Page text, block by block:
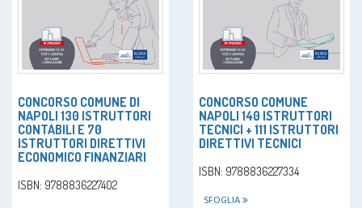
CONCORSO COMUNE DI
NAPOLI 130 ISTRUTTORI
CONTABILI E 70
ISTRUTTORI DIRETTIVI
ECONOMICO FINANZIARI
ISBN: 9788836227402
CONCORSO COMUNE
NAPOLI 140 ISTRUTTORI
TECNICI + 111 ISTRUTTORI
DIRETTIVI TECNICI
ISBN: 9788836227334
SFOGLIA